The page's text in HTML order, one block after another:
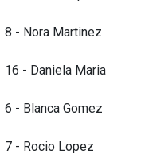
8 - Nora Martinez
16 - Daniela Maria
6 - Blanca Gomez
7 - Rocio Lopez